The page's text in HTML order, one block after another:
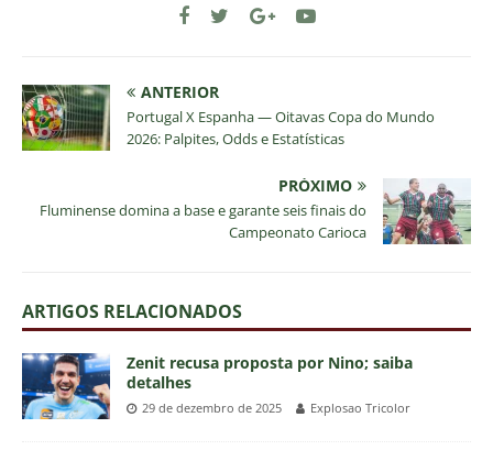
ANTERIOR
Portugal X Espanha — Oitavas Copa do Mundo
2026: Palpites, Odds e Estatísticas
PRÓXIMO
Fluminense domina a base e garante seis finais do
Campeonato Carioca
ARTIGOS RELACIONADOS
Zenit recusa proposta por Nino; saiba
detalhes
29 de dezembro de 2025 Explosao Tricolor